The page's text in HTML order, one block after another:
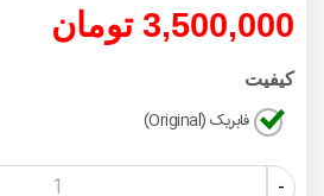
3,500,000 تومان
کیفیت
فابریک (Original)
-